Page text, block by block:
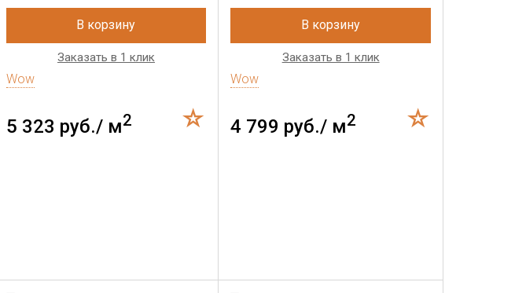
В корзину
Заказать в 1 клик
Wow
5 323 руб./ м2
В корзину
Заказать в 1 клик
Wow
4 799 руб./ м2